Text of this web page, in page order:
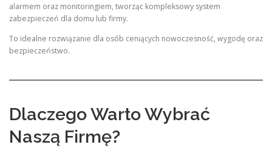
alarmem oraz monitoringiem, tworząc kompleksowy system
zabezpieczeń dla domu lub firmy.
To idealne rozwiązanie dla osób ceniących nowoczesność, wygodę oraz
bezpieczeństwo.
Dlaczego Warto Wybrać
Naszą Firmę?